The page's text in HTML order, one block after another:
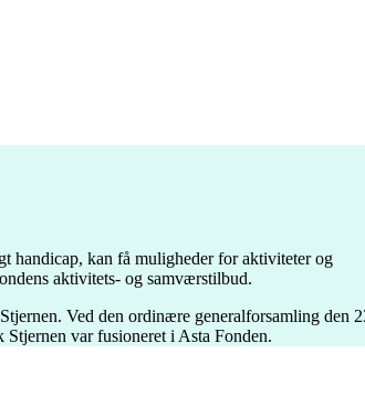
handicap, kan få muligheder for aktiviteter og
aktivitets- og samværstilbud.
Ved den ordinære generalforsamling den
var fusioneret i Asta Fonden.